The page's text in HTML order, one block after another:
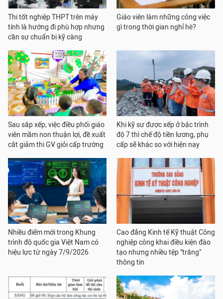
Thi tốt nghiệp THPT trên máy
tính là hướng đi phù hợp nhưng
cần sự chuẩn bị kỹ càng
Giáo viên làm những công việc
gì trong thời gian nghỉ hè?
Sau sắp xếp, việc điều phối giáo
viên mầm non thuận lợi, đề xuất
cắt giảm thi GV giỏi cấp trường
Khi kỹ sư được xếp ở bậc trình
độ 7 thì chế độ tiền lương, phụ
cấp sẽ khác so với hiện nay
Nhiều điểm mới trong Khung
trình độ quốc gia Việt Nam có
hiệu lực từ ngày 7/9/2026
Cao đẳng Kinh tế Kỹ thuật Công
nghiệp công khai điều kiện đào
tạo nhưng nhiều tệp "trắng"
thông tin